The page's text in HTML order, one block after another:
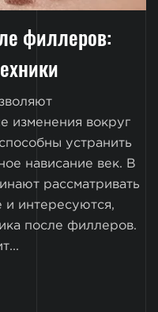
филлеров:
изменения вокруг
устранить
нависание век. В
рассматривать
и интересуются,
после филлеров.